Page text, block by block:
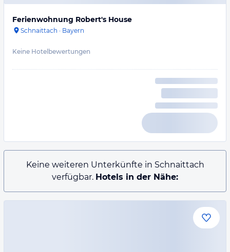
Ferienwohnung Robert's House
Schnaittach · Bayern
Keine Hotelbewertungen
Keine weiteren Unterkünfte in Schnaittach
verfügbar. Hotels in der Nähe: